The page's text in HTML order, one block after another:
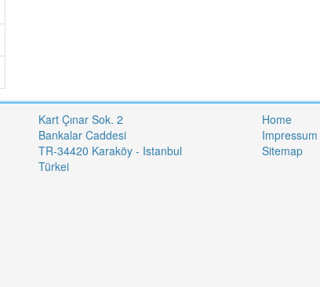
Kart Çınar Sok. 2
Bankalar Caddesi
TR-34420 Karaköy - Istanbul
Türkei
Home
Impressum
Sitemap